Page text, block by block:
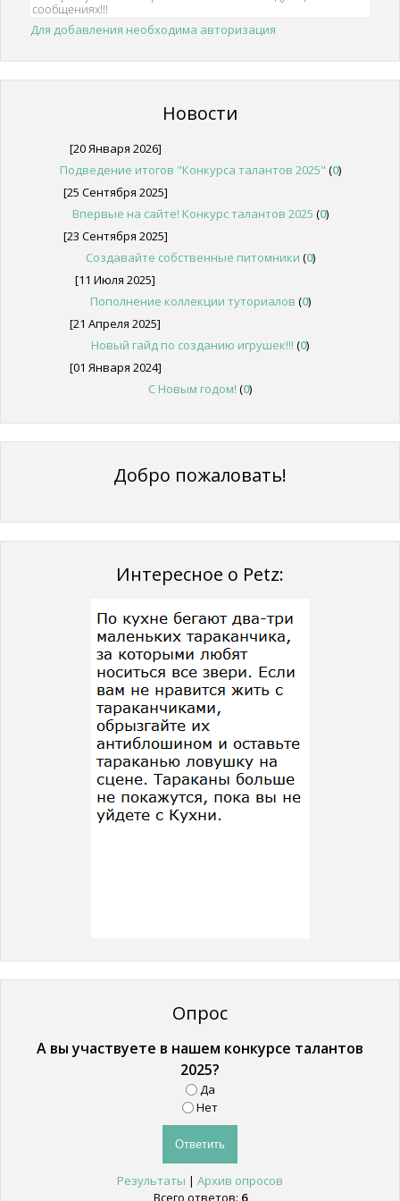
Для добавления необходима авторизация
Новости
[20 Января 2026]
Подведение итогов "Конкурса талантов 2025" (0)
[25 Сентября 2025]
Впервые на сайте! Конкурс талантов 2025 (0)
[23 Сентября 2025]
Создавайте собственные питомники (0)
[11 Июля 2025]
Пополнение коллекции туториалов (0)
[21 Апреля 2025]
Новый гайд по созданию игрушек!!! (0)
[01 Января 2024]
С Новым годом! (0)
Добро пожаловать!
Интересное о Petz:
Опрос
А вы участвуете в нашем конкурсе талантов
2025?
Да
Нет
Результаты | Архив опросов
Всего ответов: 6